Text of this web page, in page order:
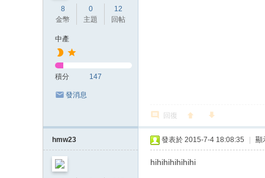
8
金幣
0
主題
12
回帖
中產
積分 147
發消息
回復
hmw23 發表於 2015-7-4 18:08:35 顯
hihihihihihihi